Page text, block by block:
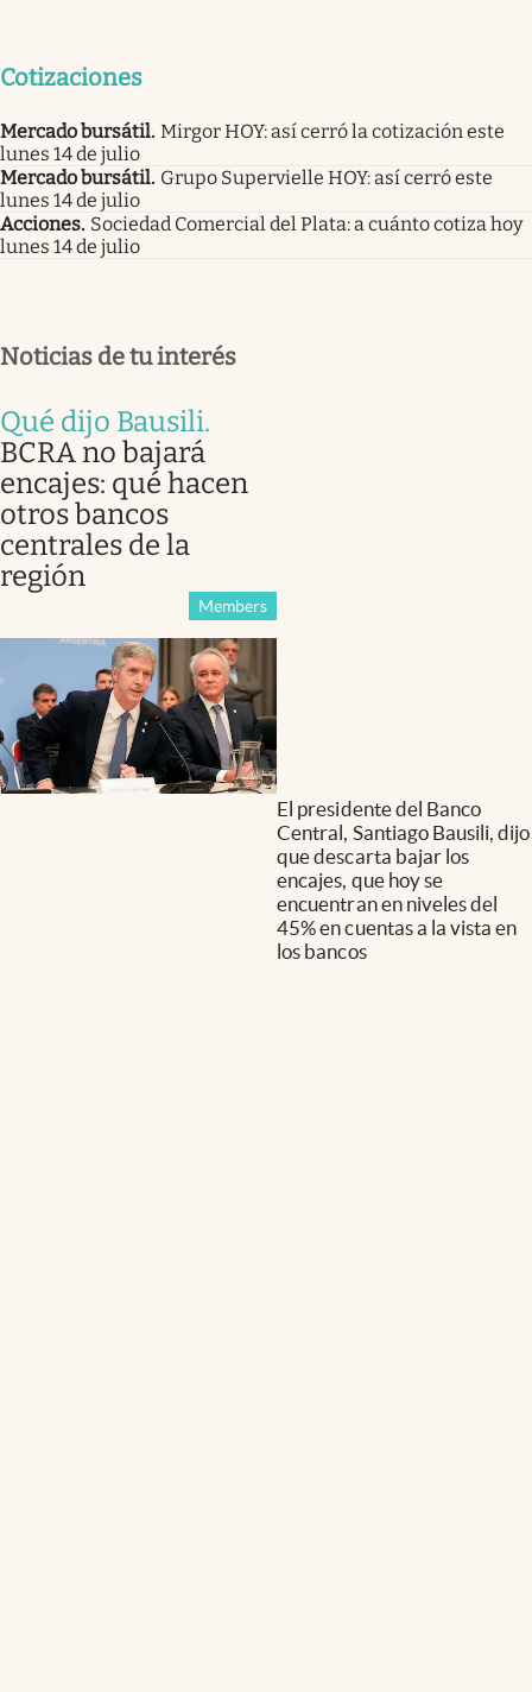
Cotizaciones
Mercado bursátil. Mirgor HOY: así cerró la cotización este
lunes 14 de julio
Mercado bursátil. Grupo Supervielle HOY: así cerró este
lunes 14 de julio
Acciones. Sociedad Comercial del Plata: a cuánto cotiza hoy
lunes 14 de julio
Noticias de tu interés
Qué dijo Bausili.
BCRA no bajará
encajes: qué hacen
otros bancos
centrales de la
región
Members
El presidente del Banco
Central, Santiago Bausili, dijo
que descarta bajar los
encajes, que hoy se
encuentran en niveles del
45% en cuentas a la vista en
los bancos